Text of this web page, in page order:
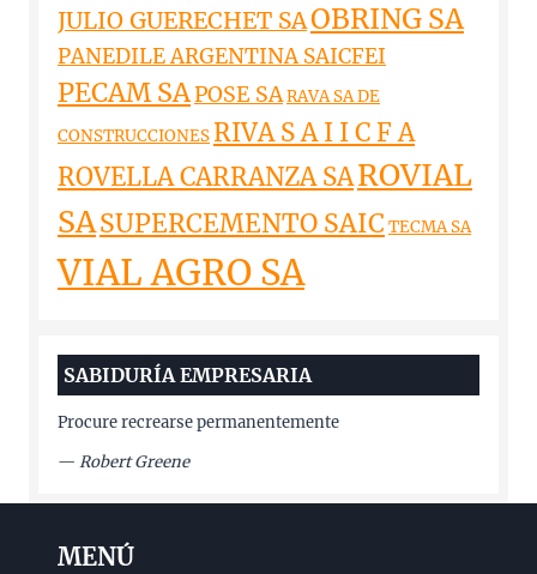
JULIO GUERECHET SAOBRING SA
PANEDILE ARGENTINA SAICFEI
PECAM SAPOSE SARAVA SA DE
CONSTRUCCIONES RIVA S A I I C F A
ROVELLA CARRANZA SAROVIAL
SASUPERCEMENTO SAIC TECMA SA
VIAL AGRO SA
SABIDURÍA EMPRESARIA
Procure recrearse permanentemente
— Robert Greene
MENÚ